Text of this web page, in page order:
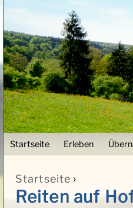
Startseite Erleben
Sie sind hier
Startseite ›
Reiten auf